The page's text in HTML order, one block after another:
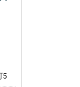
5